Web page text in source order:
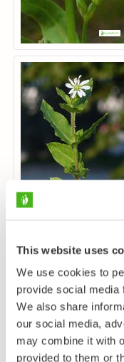
This website uses
We use cookies to
provide social media
We also share
our social media,
may combine it with
provided to them or